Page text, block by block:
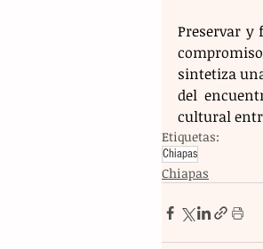
Preservar
sintetiza
del
cultural
Etiquetas:
Chiapas
Chiapas